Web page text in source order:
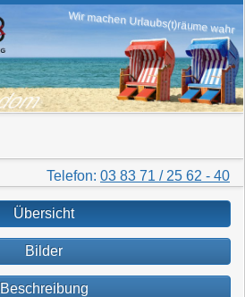
Wir machen Urlaubs(t)räume wahr
Telefon: 03 83 71 / 25 62 - 40
Übersicht
Bilder
Beschreibung